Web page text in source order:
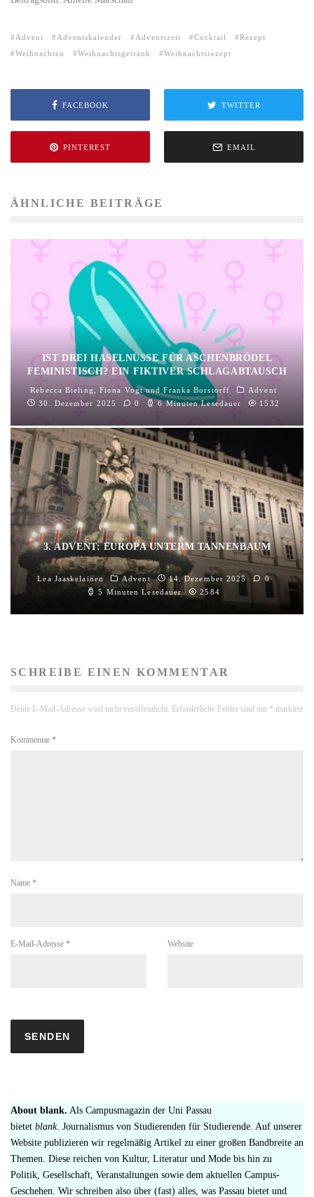
Advent Adventskalender Adventszeit Cocktail
Rezept
Weihnachten
Weihnachtsgetränk Weihnachtsrezept
FACEBOOK TWITTER
PINTEREST EMAIL
ÄHNLICHE BEITRÄGE
IST DREI HASELNÜSSE FÜR ASCHENBRÖDEL
FEMINISTISCH? EIN FIKTIVER SCHLAGABTAUSCH
Rebecca Bieling Fiona VogtundFranka Borstorff
Advent
30. Dezember 2025
0 6 Minuten Lesedauer 1532
3. ADVENT: EUROPA UNTERM TANNENBAUM
Lea Jaaskelainen Advent 14. Dezember 2025
0
5 Minuten Lesedauer
2584
SCHREIBE EINEN KOMMENTAR
Deine E-Mail-Adresse wird nicht veröffentlicht. Erforderliche Felder sind mit * markiert
Kommentar *
Name *
E-Mail-Adresse * Website
About blank. Als Campusmagazin der Uni Passau
bietet blank. Journalismus von Studierenden für Studierende. Auf unserer
Website publizieren wir regelmäßig Artikel zu einer großen Bandbreite an
Themen. Diese reichen von Kultur, Literatur und Mode bis hin zu
Politik, Gesellschaft, Veranstaltungen sowie dem aktuellen Campus-
Geschehen. Wir schreiben also über (fast) alles, was Passau bietet und